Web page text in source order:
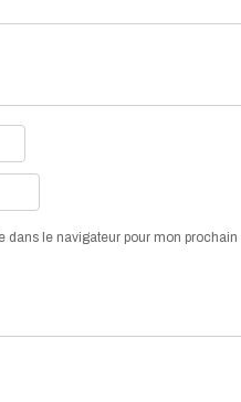
le navigateur pour mon